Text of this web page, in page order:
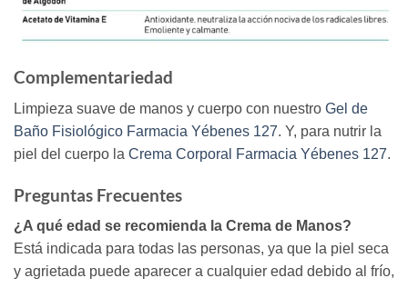
Complementariedad
Limpieza suave de manos y cuerpo con nuestro Gel de
Baño Fisiológico Farmacia Yébenes 127. Y, para nutrir la
piel del cuerpo la Crema Corporal Farmacia Yébenes 127.
Preguntas Frecuentes
¿A qué edad se recomienda la Crema de Manos?
Está indicada para todas las personas, ya que la piel seca
y agrietada puede aparecer a cualquier edad debido al frío,